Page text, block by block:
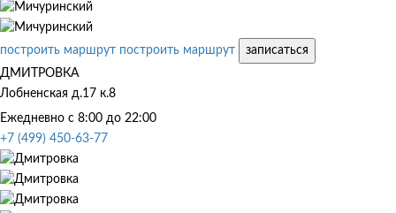
построить маршрут построить маршрут
записаться
ДМИТРОВКА
Лобненская д.17 к.8
Ежедневно с 8:00 до 22:00
+7 (499) 450-63-77